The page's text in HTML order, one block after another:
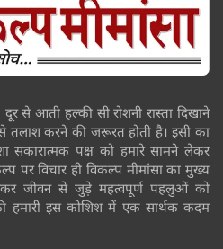
से आती हल्की सी रोशनी रास्ता दिखाने
तलाश करने की जरूरत होती है। इसी का
सकारात्मक पक्ष को हमारे सामने लेकर
पर विचार ही विकल्प मीमांसा का मुख्य
जीवन से जुड़े महत्वपूर्ण पहलुओं को
हमारी इस कोशिश में एक सार्थक कदम